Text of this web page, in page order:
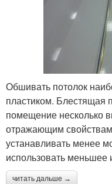
Обшивать потолок
пластиком. Блестящая
помещение несколько
отражающим свойствам
устанавливать менее
использовать меньшее
читать дальше →